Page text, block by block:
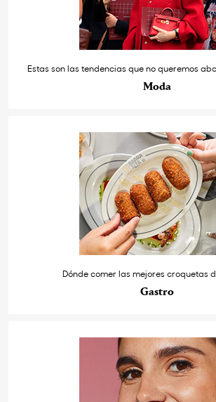
Estas son las tendencias que no queremos
Moda
Dónde comer las mejores croquetas
Gastro